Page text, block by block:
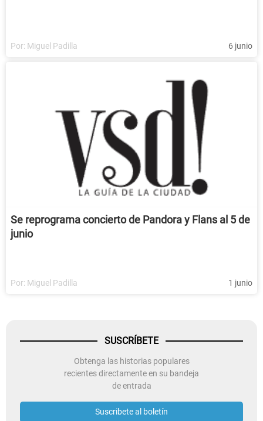
Por: Miguel Padilla 6 junio
Se reprograma concierto de Pandora y Flans al 5 de
junio
Por: Miguel Padilla 1 junio
SUSCRÍBETE
Obtenga las historias populares
recientes directamente en su bandeja
de entrada
Suscribete al boletín